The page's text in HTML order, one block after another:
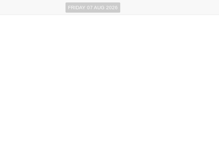
FRIDAY 07 AUG 2026